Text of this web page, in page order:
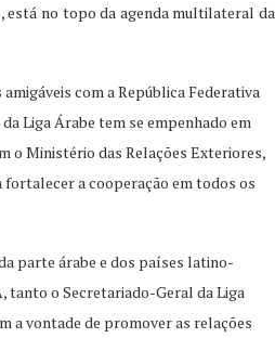
está no topo da agenda multilateral da
com a República Federativa
Liga Árabe tem se empenhado em
o Ministério das Relações Exteriores,
a cooperação em todos os
parte árabe e dos países latino-
tanto o Secretariado-Geral da Liga
a vontade de promover as relações